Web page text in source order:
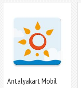
Antalyakart Mobil